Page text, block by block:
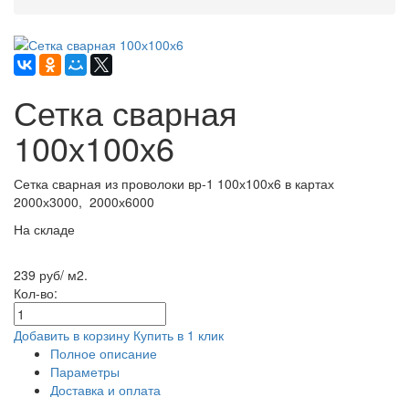
Сетка сварная
100х100х6
Сетка сварная из проволоки вр-1 100х100х6 в картах
2000х3000, 2000х6000
На складе
239 руб/ м2.
Кол-во:
Добавить в корзину Купить в 1 клик
Полное описание
Параметры
Доставка и оплата